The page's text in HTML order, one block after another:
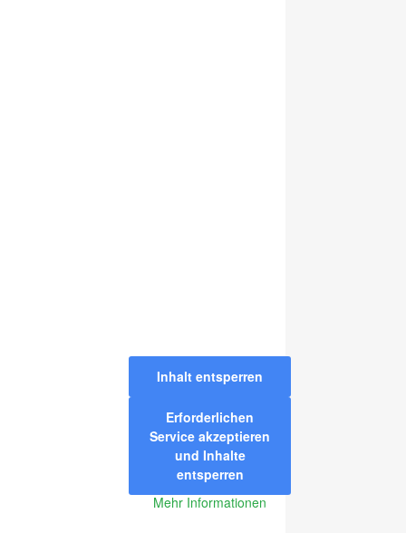
Inhalt entsperren
Erforderlichen
Service akzeptieren
und Inhalte
entsperren
Mehr Informationen